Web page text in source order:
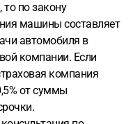
по закону
машины составляет
автомобиля в
компании. Если
компания
от суммы